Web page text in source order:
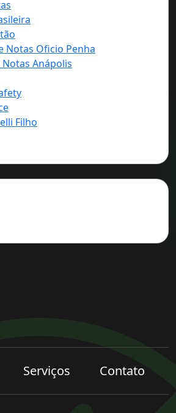
Notas Oficio Penha
Anápolis
Filho
Serviços Contato